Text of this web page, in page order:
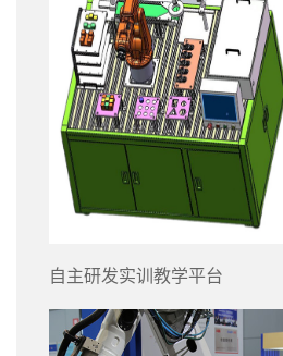
自主研发实训教学平台